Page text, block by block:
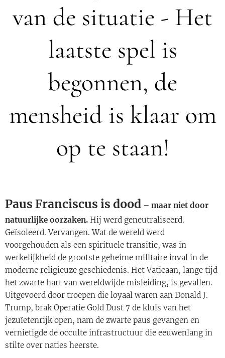
van de situatie - Het
laatste spel is
begonnen, de
mensheid is klaar om
op te staan!
Paus Franciscus is dood – maar niet door
natuurlijke oorzaken. Hij werd geneutraliseerd.
Geïsoleerd. Vervangen. Wat de wereld werd
voorgehouden als een spirituele transitie, was in
werkelijkheid de grootste geheime militaire inval in de
moderne religieuze geschiedenis. Het Vaticaan, lange tijd
het zwarte hart van wereldwijde misleiding, is gevallen.
Uitgevoerd door troepen die loyaal waren aan Donald J.
Trump, brak Operatie Gold Dust 7 de kluis van het
jezuïetenrijk open, nam de zwarte paus gevangen en
vernietigde de occulte infrastructuur die eeuwenlang in
stilte over naties heerste.